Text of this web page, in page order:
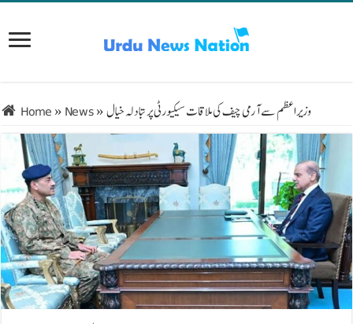
Home » News»وزیراعظم سے آرمی چیف کی ملاقات سیکیورٹی پر تبادلہ خیال